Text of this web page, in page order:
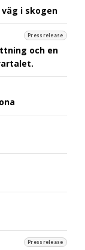
i skogen
Pressrelease
och en
Pressrelease